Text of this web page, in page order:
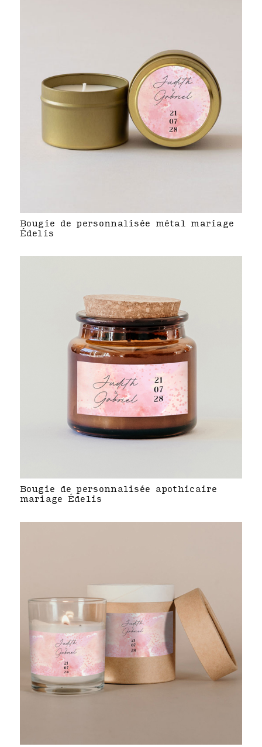
Bougie de personnalisée métal mariage
Édelis
Bougie de personnalisée apothicaire
mariage Édelis